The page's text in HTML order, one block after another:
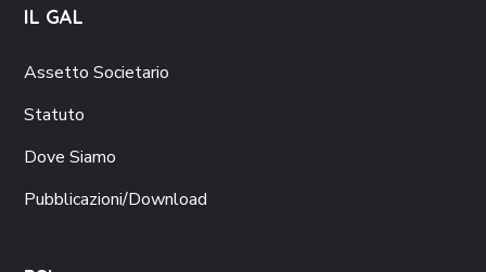
IL GAL
Assetto Societario
Statuto
Dove Siamo
Pubblicazioni/Download